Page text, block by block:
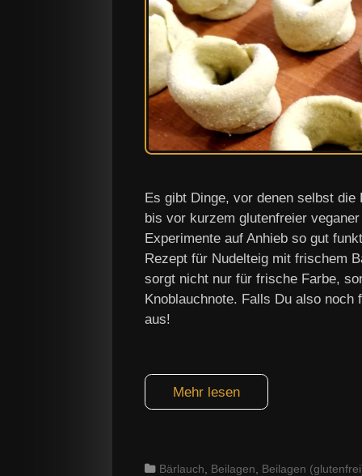
Es gibt Dinge, vor denen selbst
bis vor kurzem glutenfreier
Experimente auf Anhieb so gut
Rezept für Nudelteig mit frischem
sorgt nicht nur für frische Farbe,
Knoblauchnote. Falls Du also
aus!
Mehr lesen
Categories
Bärlauch Beilagen Beilagen